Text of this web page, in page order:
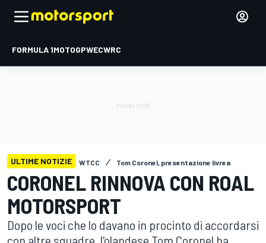
FORMULA 1MOTOGPWECWRC
ULTIME NOTIZIE WTCC Tom Coronel, presentazione livrea
CORONEL RINNOVA CON ROAL
MOTORSPORT
Dopo le voci che lo davano in procinto di accordarsi